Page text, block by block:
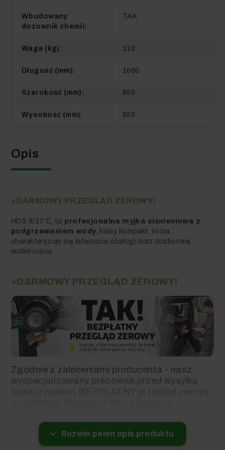
Wbudowany
dozownik chemii:
TAK
Waga (kg): 110
Długość (mm): 1060
Szerokość (mm): 650
Wysokość (mm): 920
Opis
+DARMOWY PRZEGLĄD ZEROWY!
HDS 8/17 C, to profesjonalna myjka ciśnieniowa z
podgrzewaniem wody , klasy kompakt, która
charakteryzuje się łatwością obsługi oraz doskonałą
mobilnością.
+DARMOWY PRZEGLĄD ZEROWY!
Zgodnie z zaleceniami producenta - nasz
wyspecjalizowany pracownik przed wysyłką
do pracy.
Rozwiń pełen opis produktu